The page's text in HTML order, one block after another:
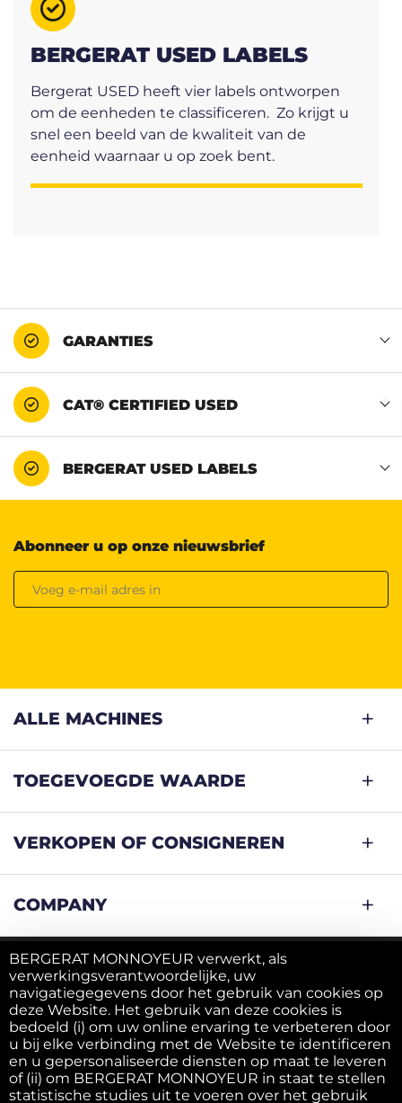
BERGERAT USED LABELS
Bergerat USED heeft vier labels ontworpen
om de eenheden te classificeren. Zo krijgt u
snel een beeld van de kwaliteit van de
eenheid waarnaar u op zoek bent.
GARANTIES
CAT® CERTIFIED USED
BERGERAT USED LABELS
Abonneer u op onze nieuwsbrief
ALLE MACHINES
TOEGEVOEGDE WAARDE
VERKOPEN OF CONSIGNEREN
COMPANY
Privacy Beleid
Cookies beleid
Algemene voorwaarden
BERGERAT MONNOYEUR verwerkt, als
verwerkingsverantwoordelijke, uw
navigatiegegevens door het gebruik van cookies op
deze Website. Het gebruik van deze cookies is
bedoeld (i) om uw online ervaring te verbeteren door
u bij elke verbinding met de Website te identificeren
en u gepersonaliseerde diensten op maat te leveren
of (ii) om BERGERAT MONNOYEUR in staat te stellen
statistische studies uit te voeren over het gebruik